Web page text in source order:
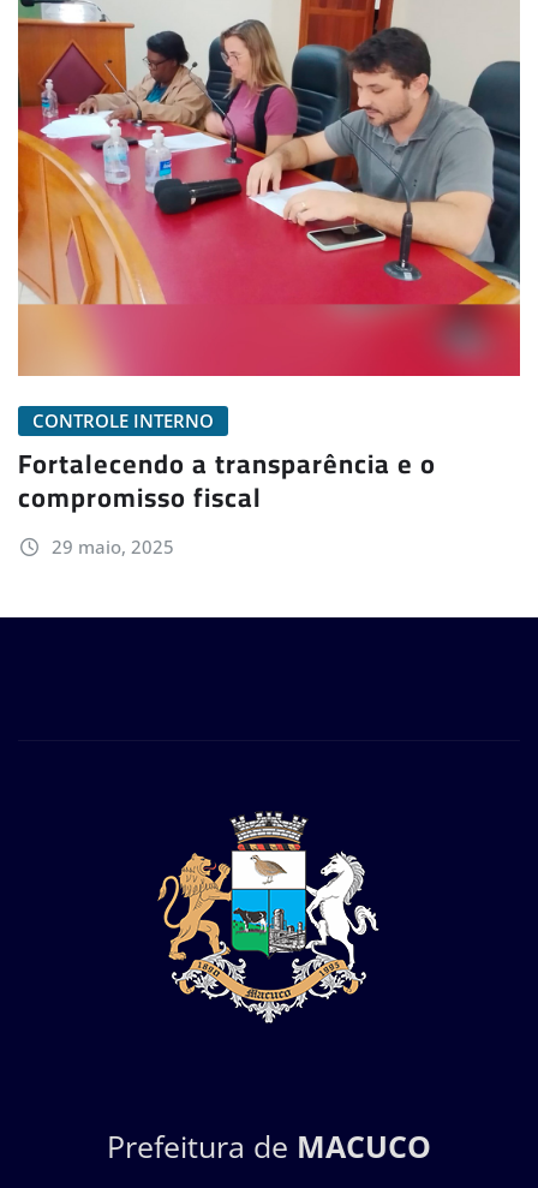
CONTROLE INTERNO
Fortalecendo a transparência e o
compromisso fiscal
29 maio, 2025
Prefeitura de MACUCO